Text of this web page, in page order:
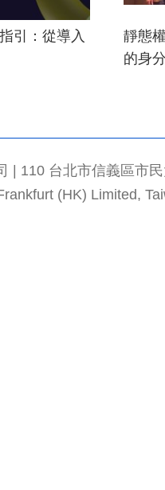
引：從導入
靜態
的身
| 110 台北市信義區市
(HK) Limited,